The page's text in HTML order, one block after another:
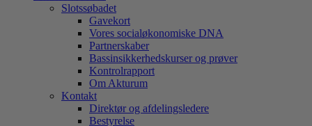
Slotssøbadet
Gavekort
Vores socialøkonomiske DNA
Partnerskaber
Bassinsikkerhedskurser og prøver
Kontrolrapport
Om Akturum
Kontakt
Direktør og afdelingsledere
Bestyrelse